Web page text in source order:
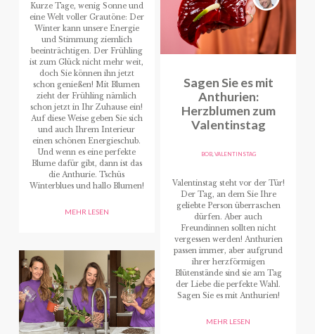
Kurze Tage, wenig Sonne und
eine Welt voller Grautöne: Der
Winter kann unsere Energie
und Stimmung ziemlich
beeinträchtigen. Der Frühling
ist zum Glück nicht mehr weit,
doch Sie können ihn jetzt
schon genießen! Mit Blumen
zieht der Frühling nämlich
schon jetzt in Ihr Zuhause ein!
Auf diese Weise geben Sie sich
und auch Ihrem Interieur
einen schönen Energieschub.
Und wenn es eine perfekte
Blume dafür gibt, dann ist das
die Anthurie. Tschüs
Winterblues und hallo Blumen!
MEHR LESEN
Sagen Sie es mit
Anthurien:
Herzblumen zum
Valentinstag
BOB, VALENTINSTAG
Valentinstag steht vor der Tür!
Der Tag, an dem Sie Ihre
geliebte Person überraschen
dürfen. Aber auch
Freundinnen sollten nicht
vergessen werden! Anthurien
passen immer, aber aufgrund
ihrer herzförmigen
Blütenstände sind sie am Tag
der Liebe die perfekte Wahl.
Sagen Sie es mit Anthurien!
MEHR LESEN